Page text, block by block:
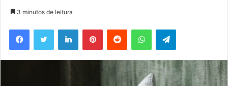
mail
3 minutos de leitura
FacebookTwitter LinkedinPinterestReddit WhatsAppTelegram